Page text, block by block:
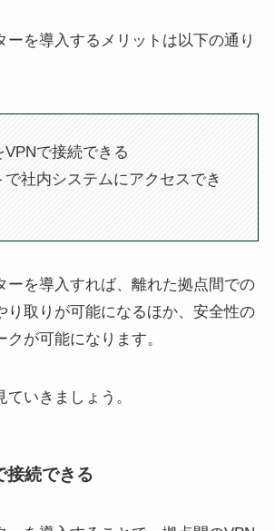
ーを導入するメリットは以下の通り
VPNで接続できる
で社内システムにアクセスでき
ーを導入すれば、離れた拠点間での
り取りが可能になるほか、安全性の
が可能になります。
いきましょう。
接続できる